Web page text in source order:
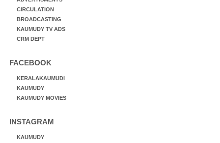
CIRCULATION
BROADCASTING
KAUMUDY TV ADS
CRM DEPT
FACEBOOK
KERALAKAUMUDI
KAUMUDY
KAUMUDY MOVIES
INSTAGRAM
KAUMUDY